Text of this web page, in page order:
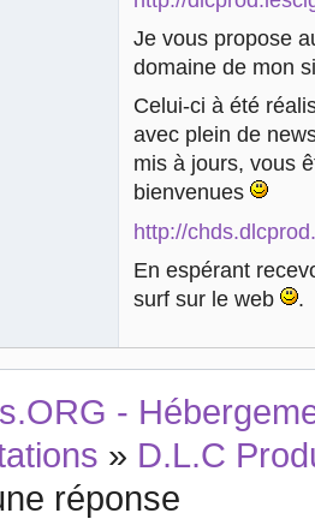
Je vous propose
domaine de mon
Celui-ci à été
avec plein de
mis à jours, vous
bienvenues
http://
En espérant
surf sur le web
.
-
» D.L.C
réponse